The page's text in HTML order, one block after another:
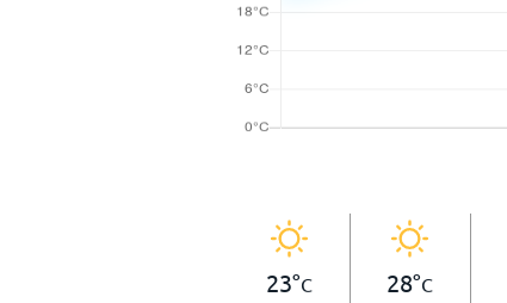
23°C 28°C